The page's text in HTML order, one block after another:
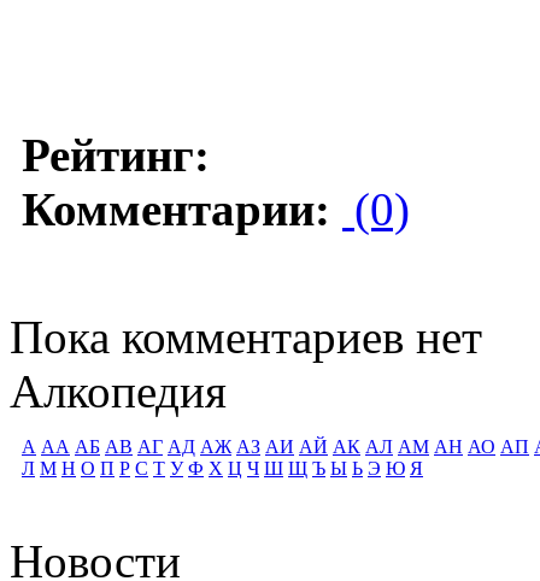
Рейтинг:
Комментарии: (0)
Пока комментариев нет
Алкопедия
А АА АБ АВ АГ АД АЖ АЗ АИ АЙ АК АЛ АМ АН АО АП
Л М Н О П Р С Т У Ф Х Ц Ч Ш Щ Ъ Ы Ь Э Ю Я
Новости